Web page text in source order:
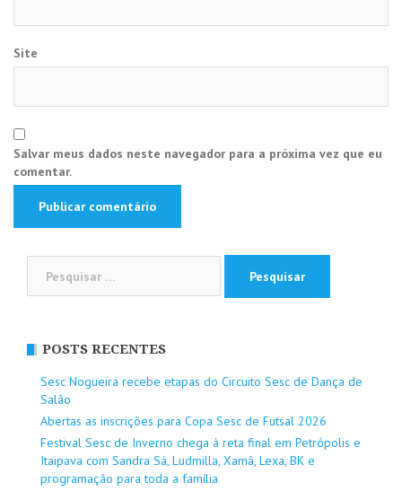
Site
Salvar meus dados neste navegador para a próxima vez que eu
comentar.
por:
POSTS RECENTES
Sesc Nogueira recebe etapas do Circuito Sesc de Dança de
Salão
Abertas as inscrições para Copa Sesc de Futsal 2026
Festival Sesc de Inverno chega à reta final em Petrópolis e
Itaipava com Sandra Sá, Ludmilla, Xamã, Lexa, BK e
programação para toda a família